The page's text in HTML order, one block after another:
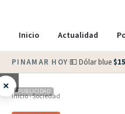
Inicio Actualidad
PINAMAR HOY·💵 Dólar blue $
× PUBLICIDAD
Inicio›Sociedad